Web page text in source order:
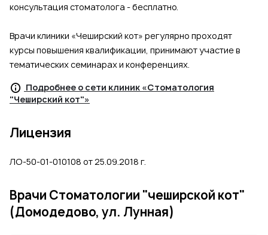
консультация стоматолога - бесплатно.
Врачи клиники «Чеширский кот» регулярно проходят
курсы повышения квалификации, принимают участие в
тематических семинарах и конференциях.
Подробнее о сети клиник «Стоматология
"Чеширский кот"»
Лицензия
ЛО-50-01-010108 от 25.09.2018 г.
Врачи Стоматологии "чеширской кот"
(Домодедово, ул. Лунная)